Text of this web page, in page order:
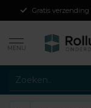
Gratis verzending
MENU